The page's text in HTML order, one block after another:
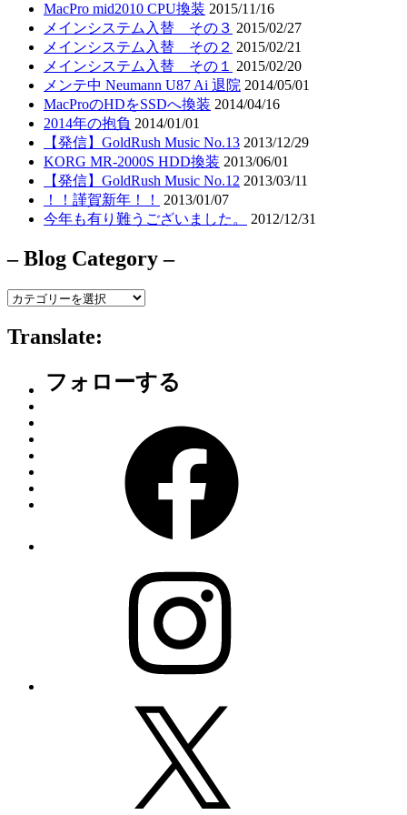
MacPro mid2010 CPU換装 2015/11/16
メインシステム入替 その３ 2015/02/27
メインシステム入替 その２ 2015/02/21
メインシステム入替 その１
2015/02/20
メンテ中 Neumann U87 Ai 退院 2014/05/01
MacProのHDをSSDへ換装 2014/04/16
2014年の抱負 2014/01/01
【発信】GoldRush Music No.13 2013/12/29
KORG MR-2000S HDD換装 2013/06/01
【発信】GoldRush Music No.12 2013/03/11
！！謹賀新年！！
2013/01/07
今年も有り難うございました。
2012/12/31
– Blog Category –
–
Category
–
Translate:
フォローする